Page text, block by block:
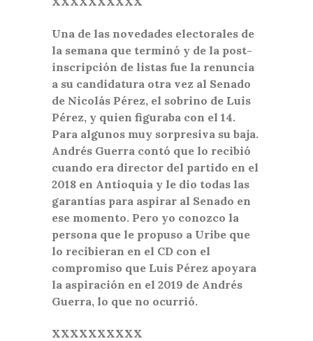
Una de las novedades electorales de
la semana que terminó y de la post-
inscripción de listas fue la renuncia
a su candidatura otra vez al Senado
de Nicolás Pérez, el sobrino de Luis
Pérez, y quien figuraba con el 14.
Para algunos muy sorpresiva su baja.
Andrés Guerra contó que lo recibió
cuando era director del partido en el
2018 en Antioquia y le dio todas las
garantías para aspirar al Senado en
ese momento. Pero yo conozco la
persona que le propuso a Uribe que
lo recibieran en el CD con el
compromiso que Luis Pérez apoyara
la aspiración en el 2019 de Andrés
Guerra, lo que no ocurrió.
XXXXXXXXXX